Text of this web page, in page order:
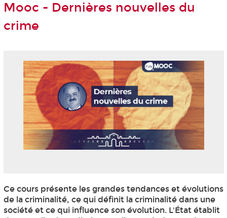
Mooc - Dernières nouvelles du
crime
Ce cours présente les grandes tendances et évolutions
de la criminalité, ce qui définit la criminalité dans une
société et ce qui influence son évolution. L'État établit